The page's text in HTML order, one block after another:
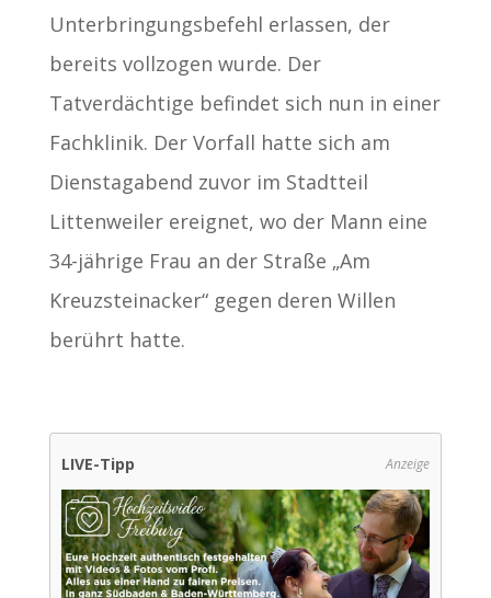
Unterbringungsbefehl erlassen, der
bereits vollzogen wurde. Der
Tatverdächtige befindet sich nun in einer
Fachklinik. Der Vorfall hatte sich am
Dienstagabend zuvor im Stadtteil
Littenweiler ereignet, wo der Mann eine
34-jährige Frau an der Straße „Am
Kreuzsteinacker“ gegen deren Willen
berührt hatte.
LIVE-Tipp Anzeige